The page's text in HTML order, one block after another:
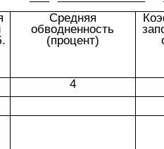
Средняя
обводненность
(процент)
4